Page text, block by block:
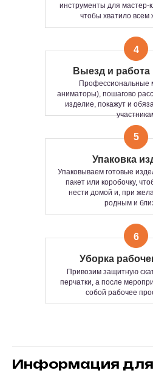
инструменты для мастер-
чтобы хватило
Выезд и работа
Профессиональные
аниматоры), пошагово
изделие, покажут и
4
Упаковка
Упаковываем готовые
пакет или коробочку,
нести домой и, при
родным и
5
Уборка
Привозим защитную
перчатки, а после
собой рабочее
6
Информация для
ИНТЕРАКТИВНЫЙ
ИНТЕРАКТИВНАЯ
ТВОРЧЕСКАЯ ЗОНА,
УЧАСТИЕ
В РЕЖИМЕ
СВОБОДНОГО
запросу, в зависимости от
продолжительности и
участников мероприятия
Время изготовления одного
Количество часов работы и
количество участников не
ограничено.
ГРУППОВОЙ ФОРМАТ
Тот самый формат, где участвуют
. Когда хочется не
общего драйва,
.
Сколько человек?
Мастер-класс пройдет одинаково
От камерной встречи до большого
фестиваля — умеем всё.
Формат подходит:
— как основа всего мероприятия
— или как классное дополнение к
от 1 до 3 часов
зависит от формата мастер-класса и